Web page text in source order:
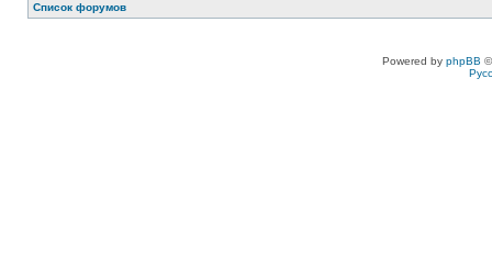
Список форумов
Powered by phpBB